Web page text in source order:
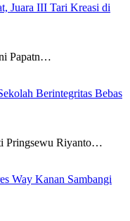
Juara III Tari Kreasi di
Papatn…
Berintegritas Bebas
Pringsewu Riyanto…
Way Kanan Sambangi